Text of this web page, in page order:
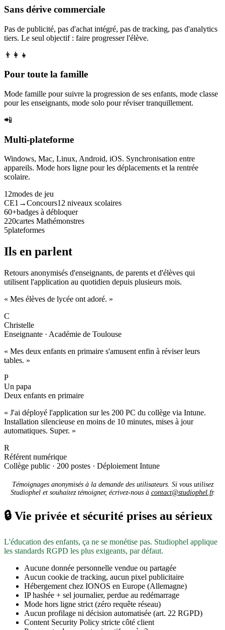
Sans dérive commerciale
Pas de publicité, pas d'achat intégré, pas de tracking, pas d'analytics
tiers. Le seul objectif : faire progresser l'élève.
👨‍👩‍👧
Pour toute la famille
Mode famille pour suivre la progression de ses enfants, mode classe
pour les enseignants, mode solo pour réviser tranquillement.
📲
Multi-plateforme
Windows, Mac, Linux, Android, iOS. Synchronisation entre
appareils. Mode hors ligne pour les déplacements et la rentrée
scolaire.
12modes de jeu
CE1→Concours12 niveaux scolaires
60+badges à débloquer
220cartes Mathémonstres
5plateformes
Ils en parlent
Retours anonymisés d'enseignants, de parents et d'élèves qui
utilisent l'application au quotidien depuis plusieurs mois.
« Mes élèves de lycée ont adoré. »
C
Christelle
Enseignante · Académie de Toulouse
« Mes deux enfants en primaire s'amusent enfin à réviser leurs
tables. »
P
Un papa
Deux enfants en primaire
« J'ai déployé l'application sur les 200 PC du collège via Intune.
Installation silencieuse en moins de 10 minutes, mises à jour
automatiques. Super. »
R
Référent numérique
Collège public · 200 postes · Déploiement Intune
Témoignages anonymisés à la demande des utilisateurs. Si vous utilisez
Studiophel et souhaitez témoigner, écrivez-nous à contact@studiophel.fr.
🔒 Vie privée et sécurité prises au sérieux
L'éducation des enfants, ça ne se monétise pas. Studiophel applique
les standards RGPD les plus exigeants, par défaut.
Aucune donnée personnelle vendue ou partagée
Aucun cookie de tracking, aucun pixel publicitaire
Hébergement chez IONOS en Europe (Allemagne)
IP hashée + sel journalier, perdue au redémarrage
Mode hors ligne strict (zéro requête réseau)
Aucun profilage ni décision automatisée (art. 22 RGPD)
Content Security Policy stricte côté client